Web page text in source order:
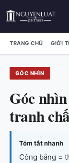
TRANG CHỦ GIỚI
GÓC NHÌN
Góc
tranh
Tóm tắt nhanh
Công bằng =